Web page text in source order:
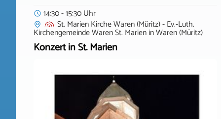
14:30 - 15:30 Uhr
St. Marien Kirche Waren (Müritz) - Ev.-Luth.
Kirchengemeinde Waren St. MarieninWaren (Müritz)
Konzert in St. Marien